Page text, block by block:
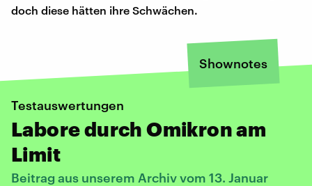
doch diese hätten ihre Schwächen.
Shownotes
Testauswertungen
Labore durch Omikron am
Limit
Beitrag aus unserem Archiv vom 13. Januar